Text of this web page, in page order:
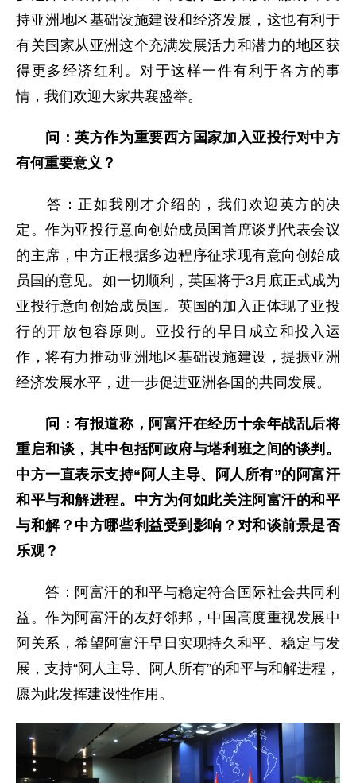
持亚洲地区基础设施建设和经济发展，这也有利于
有关国家从亚洲这个充满发展活力和潜力的地区获
得更多经济红利。对于这样一件有利于各方的事
情，我们欢迎大家共襄盛举。
问：英方作为重要西方国家加入亚投行对中方
有何重要意义？
答：正如我刚才介绍的，我们欢迎英方的决
定。作为亚投行意向创始成员国首席谈判代表会议
的主席，中方正根据多边程序征求现有意向创始成
员国的意见。如一切顺利，英国将于3月底正式成为
亚投行意向创始成员国。英国的加入正体现了亚投
行的开放包容原则。亚投行的早日成立和投入运
作，将有力推动亚洲地区基础设施建设，提振亚洲
经济发展水平，进一步促进亚洲各国的共同发展。
问：有报道称，阿富汗在经历十余年战乱后将
重启和谈，其中包括阿政府与塔利班之间的谈判。
中方一直表示支持“阿人主导、阿人所有”的阿富汗
和平与和解进程。中方为何如此关注阿富汗的和平
与和解？中方哪些利益受到影响 ？对和谈前景是否
乐观？
答：阿富汗的和平与稳定符合国际社会共同利
益。作为阿富汗的友好邻邦，中国高度重视发展中
阿关系，希望阿富汗早日实现持久和平、稳定与发
展，支持“阿人主导、阿人所有”的和平与和解进程，
愿为此发挥建设性作用。